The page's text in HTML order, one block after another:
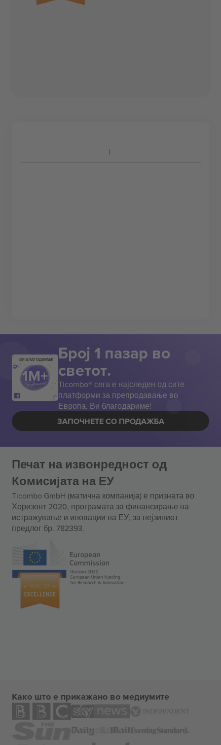
ВИ БЛАГОДАРАМ! Број 1 пазар во
светот.
Ticombo® сега е најследен од сите
платформи за препродавање во
Европа. Ви благодариме!
ЗАПОЧНЕТЕ СО ПРОДАЖБА
Печат на извонредност од
Комисијата на ЕУ
Ticombo GmbH (матична компанија) е призната во
Хоризонт 2020, програмата за финансирање на
истражување и иновации на ЕУ, за нејзиниот
предлог бр. 782393.
Како што е прикажано во медиумите